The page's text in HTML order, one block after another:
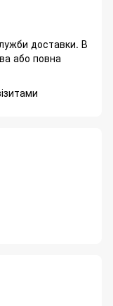
доставки. В
або повна